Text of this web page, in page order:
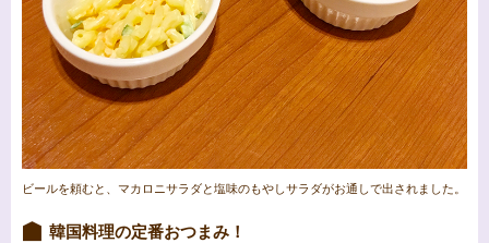
ビールを頼むと、マカロニサラダと塩味のもやしサラダがお通しで出されました。
韓国料理の定番おつまみ！